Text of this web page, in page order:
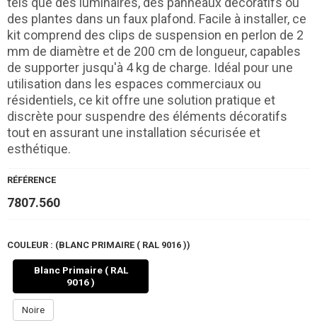
des plantes dans un faux plafond. Facile à installer, ce
kit comprend des clips de suspension en perlon de 2
mm de diamètre et de 200 cm de longueur, capables
de supporter jusqu'à 4 kg de charge. Idéal pour une
utilisation dans les espaces commerciaux ou
résidentiels, ce kit offre une solution pratique et
discrète pour suspendre des éléments décoratifs
tout en assurant une installation sécurisée et
esthétique.
RÉFÉRENCE
7807.560
COULEUR : (BLANC PRIMAIRE ( RAL 9016 ))
Blanc Primaire ( RAL
9016 )
Noire